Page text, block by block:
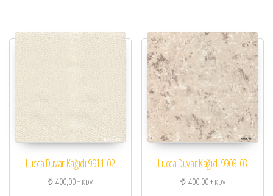
Lucca Duvar Kağıdı 9911-02
₺400,00+ KDV
Lucca Duvar Kağıdı 9908-03
₺400,00+ KDV